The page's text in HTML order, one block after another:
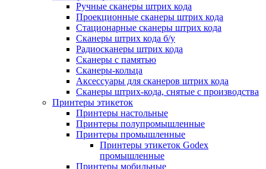
Ручные сканеры штрих кода
Проекционные сканеры штрих кода
Стационарные сканеры штрих кода
Сканеры штрих кода б/у
Радиосканеры штрих кода
Сканеры с памятью
Сканеры-кольца
Аксессуары для сканеров штрих кода
Сканеры штрих-кода, снятые с производства
Принтеры этикеток
Принтеры настольные
Принтеры полупромышленные
Принтеры промышленные
Принтеры этикеток Godex
промышленные
Принтеры мобильные